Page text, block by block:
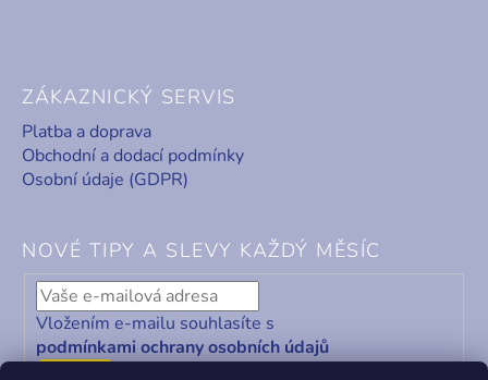
ZÁKAZNICKÝ SERVIS
Platba a doprava
Obchodní a dodací podmínky
Osobní údaje (GDPR)
NOVÉ TIPY A SLEVY KAŽDÝ MĚSÍC
Vložením e-mailu souhlasíte s
podmínkami ochrany osobních údajů